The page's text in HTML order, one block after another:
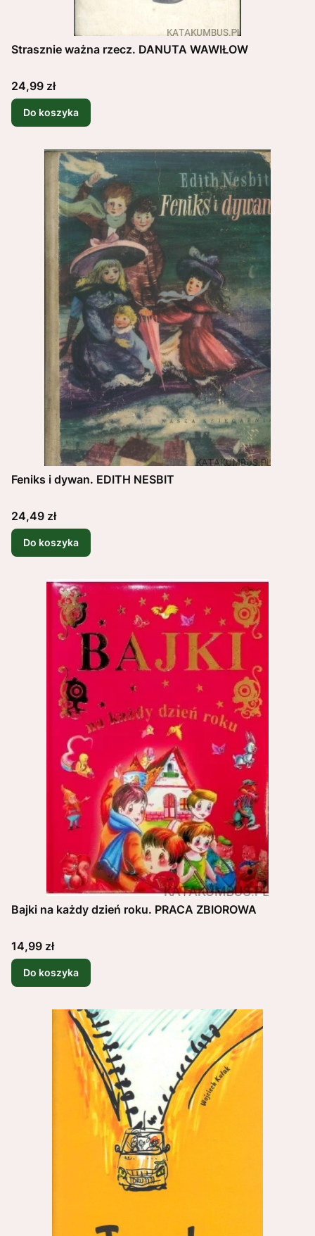
Strasznie ważna rzecz. DANUTA WAWIŁOW
Cena
24,99 zł
Do koszyka
Feniks i dywan. EDITH NESBIT
Cena
24,49 zł
Do koszyka
Bajki na każdy dzień roku. PRACA ZBIOROWA
Cena
14,99 zł
Do koszyka